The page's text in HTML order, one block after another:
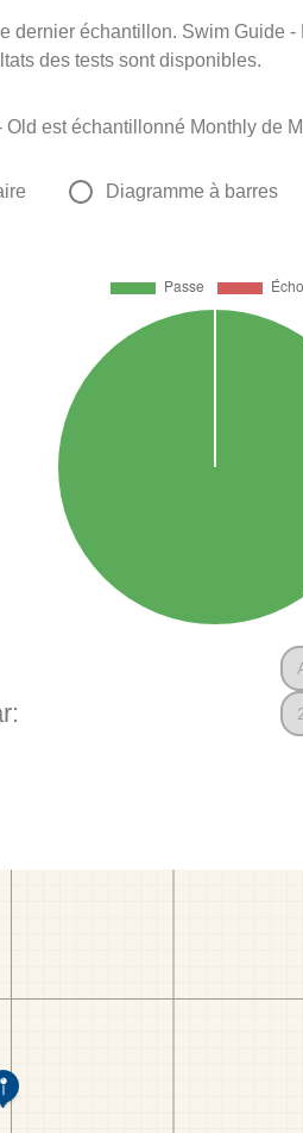
dernier échantillon. Swim Guide
des tests sont disponibles.
Old est échantillonné Monthly de
Diagramme à barres